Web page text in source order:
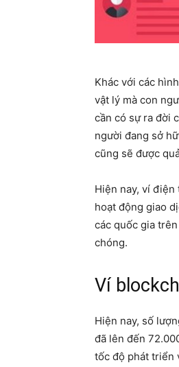
Khác với các
vật lý mà con
cần có sự ra đời
người đang sở
cũng sẽ được
Hiện nay, ví
hoạt động giao
các quốc gia
chóng.
Ví
Hiện nay, số
đã lên đến
tốc độ phát triển